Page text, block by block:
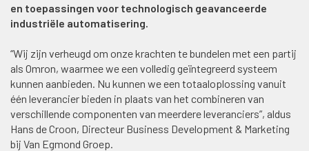
en toepassingen voor technologisch geavanceerde
industriële automatisering.
“Wij zijn verheugd om onze krachten te bundelen met een partij
als Omron, waarmee we een volledig geïntegreerd systeem
kunnen aanbieden. Nu kunnen we een totaaloplossing vanuit
één leverancier bieden in plaats van het combineren van
verschillende componenten van meerdere leveranciers”, aldus
Hans de Croon, Directeur Business Development & Marketing
bij Van Egmond Groep.